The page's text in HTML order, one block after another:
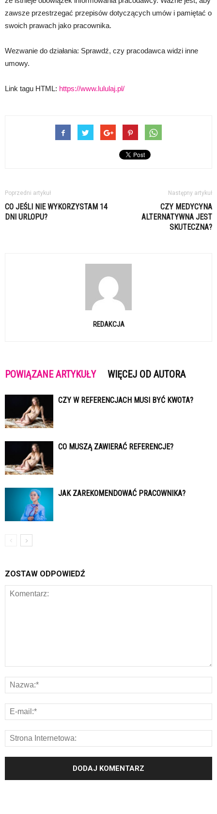
zawsze przestrzegać przepisów dotyczących umów i pamiętać o
swoich prawach jako pracownika.
Wezwanie do działania: Sprawdź, czy pracodawca widzi inne
umowy.
Link tagu HTML: https://www.lululaj.pl/
Poprzedni artykuł
CO JEŚLI NIE WYKORZYSTAM 14
DNI URLOPU?
Następny artykuł
CZY MEDYCYNA
ALTERNATYWNA JEST
SKUTECZNA?
REDAKCJA
POWIĄZANE ARTYKUŁY WIĘCEJ OD AUTORA
CZY W REFERENCJACH MUSI BYĆ KWOTA?
CO MUSZĄ ZAWIERAĆ REFERENCJE?
JAK ZAREKOMENDOWAĆ PRACOWNIKA?
ZOSTAW ODPOWIEDŹ